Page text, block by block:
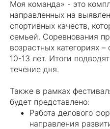
Моя команда» - это
направленных на
спортивных качеств,
семьей. Соревнования
возрастных категориях
10-13 лет. Итоги
течение дня.
Также в рамках
будет представлено:
Работа делового
направления